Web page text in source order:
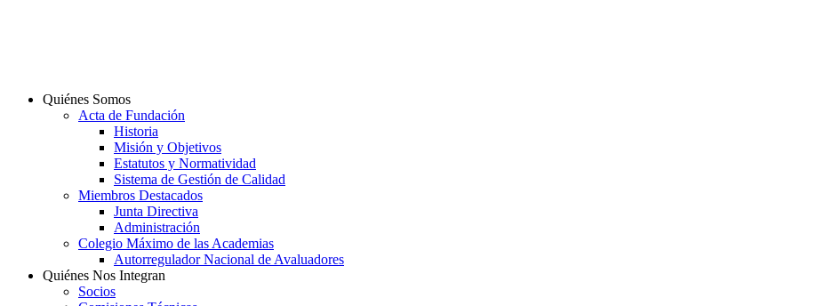
Quiénes Somos
Acta de Fundación
Historia
Misión y Objetivos
Estatutos y Normatividad
Sistema de Gestión de Calidad
Miembros Destacados
Junta Directiva
Administración
Colegio Máximo de las Academias
Autorregulador Nacional de Avaluadores
Quiénes Nos Integran
Socios